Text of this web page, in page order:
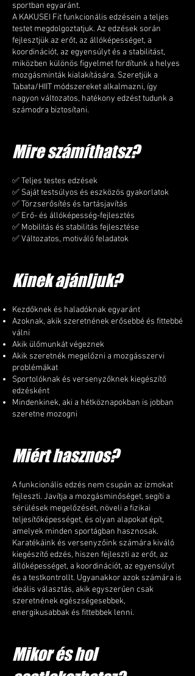
sportban egyaránt.
A KAKUSEI Fit funkcionális edzésein a teljes
testet megdolgoztatjuk. Az edzések során
fejlesztjük az erőt, az állóképességet, a
koordinációt, az egyensúlyt és a stabilitást,
miközben különös figyelmet fordítunk a helyes
mozgásminták kialakítására. Szeretjük a
Tabata/HIIT módszereket alkalmazni, így
nagyon változatos, hatékony edzést tudunk a
számodra biztosítani.
Mire számíthatsz?
✅ Teljes testes edzések
✅ Saját testsúlyos és eszközös gyakorlatok
✅ Törzserősítés és tartásjavítás
✅ Erő- és állóképesség-fejlesztés
✅ Mobilitás és stabilitás fejlesztése
✅ Változatos, motiváló feladatok
Kinek ajánljuk?
Kezdőknek és haladóknak egyaránt
Azoknak, akik szeretnének erősebbé és fittebbé
válni
Akik ülőmunkát végeznek
Akik szeretnék megelőzni a mozgásszervi
problémákat
Sportolóknak és versenyzőknek kiegészítő
edzésként
Mindenkinek, aki a hétköznapokban is jobban
szeretne mozogni
Miért hasznos?
A funkcionális edzés nem csupán az izmokat
fejleszti. Javítja a mozgásminőséget, segíti a
sérülések megelőzését, növeli a fizikai
teljesítőképességet, és olyan alapokat épít,
amelyek minden sportágban hasznosak.
Karatékáink és versenyzőink számára kiváló
kiegészítő edzés, hiszen fejleszti az erőt, az
állóképességet, a koordinációt, az egyensúlyt
és a testkontrollt. Ugyanakkor azok számára is
ideális választás, akik egyszerűen csak
szeretnének egészségesebbek,
energikusabbak és fittebbek lenni.
Mikor és hol